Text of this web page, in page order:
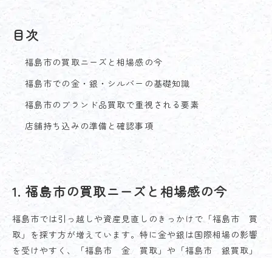
目次
福島市の買取ニーズと相場感の今
福島市での金・銀・シルバーの基礎知識
福島市のブランド品買取で重視される要素
店舗持ち込みの準備と確認事項
1. 福島市の買取ニーズと相場感の今
福島市では引っ越しや資産見直しのきっかけで「福島市 買
取」を探す方が増えています。特に金や銀は国際相場の影響
を受けやすく、「福島市 金 買取」や「福島市 銀買取」